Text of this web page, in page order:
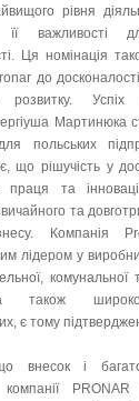
рівня
важливості
Ця номінація
до
розвитку. Успіх
Мартинюка
польських
що рішучість у
праця та
та
Компанія
лідером у
також
є тому
внесок і